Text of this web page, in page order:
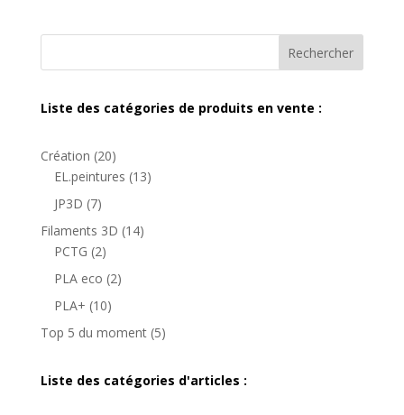
Rechercher
Liste des catégories de produits en vente :
Création 2020
produits
EL.peintures 1313
JP3D 77
produits
Filaments 3D 1414
PCTG 22
produits
PLA eco 22
PLA+ 1010
produits
Top 5 du moment 55
Liste des catégories d'articles :